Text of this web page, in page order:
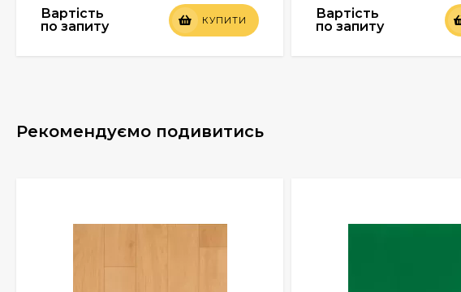
Вартість
по запиту
КУПИТИ
Вартість
по запиту
Рекомендуємо подивитись